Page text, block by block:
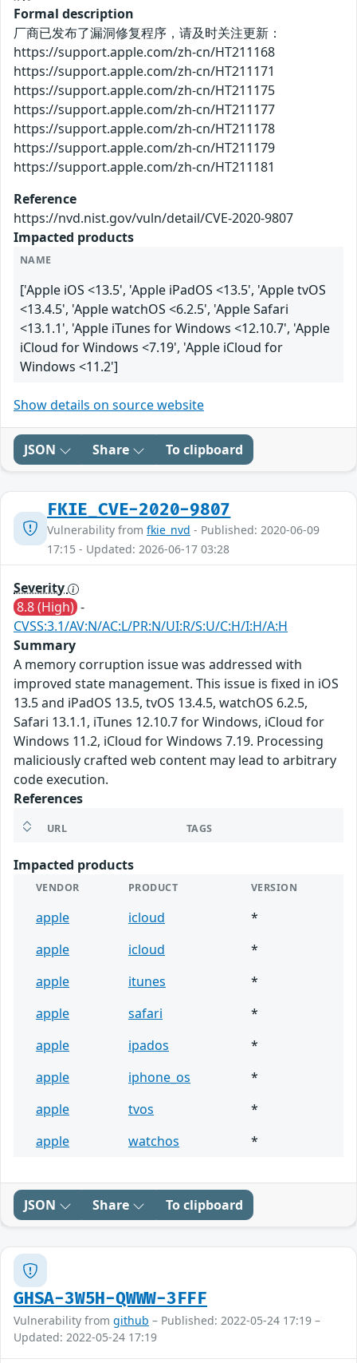
Formal description
厂商已发布了漏洞修复程序，请及时关注更新：
https://support.apple.com/zh-cn/HT211168
https://support.apple.com/zh-cn/HT211171
https://support.apple.com/zh-cn/HT211175
https://support.apple.com/zh-cn/HT211177
https://support.apple.com/zh-cn/HT211178
https://support.apple.com/zh-cn/HT211179
https://support.apple.com/zh-cn/HT211181
Reference
https://nvd.nist.gov/vuln/detail/CVE-2020-9807
Impacted products
NAME
['Apple iOS <13.5', 'Apple iPadOS <13.5', 'Apple tvOS
<13.4.5', 'Apple watchOS <6.2.5', 'Apple Safari
<13.1.1', 'Apple iTunes for Windows <12.10.7', 'Apple
iCloud for Windows <7.19', 'Apple iCloud for
Windows <11.2']
Show details on source website
JSON Share To clipboard
FKIE_CVE-2020-9807
Vulnerability from fkie_nvd - Published: 2020-06-09
17:15 - Updated: 2026-06-17 03:28
Severity
8.8 (High) -
CVSS:3.1/AV:N/AC:L/PR:N/UI:R/S:U/C:H/I:H/A:H
Summary
A memory corruption issue was addressed with
improved state management. This issue is fixed in iOS
13.5 and iPadOS 13.5, tvOS 13.4.5, watchOS 6.2.5,
Safari 13.1.1, iTunes 12.10.7 for Windows, iCloud for
Windows 11.2, iCloud for Windows 7.19. Processing
maliciously crafted web content may lead to arbitrary
code execution.
References
URL TAGS
Impacted products
VENDOR PRODUCT VERSION
apple icloud
*
apple
icloud
*
apple
itunes
*
apple
safari
*
apple
ipados
*
apple
iphone_os
*
apple
tvos
*
apple
watchos *
JSON Share To clipboard
GHSA-3W5H-QWWW-3FFF
Vulnerability from github – Published: 2022-05-24 17:19 –
Updated: 2022-05-24 17:19